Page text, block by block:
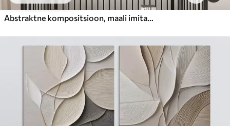
Abstraktne kompositsioon, maali imitatsioon